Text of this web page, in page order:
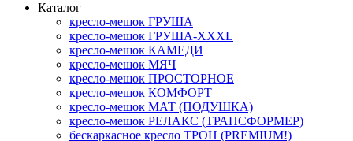
Каталог
кресло-мешок ГРУША
кресло-мешок ГРУША-XXXL
кресло-мешок КАМЕДИ
кресло-мешок МЯЧ
кресло-мешок ПРОСТОРНОЕ
кресло-мешок КОМФОРТ
кресло-мешок МАТ (ПОДУШКА)
кресло-мешок РЕЛАКС (ТРАНСФОРМЕР)
бескаркасное кресло ТРОН (PREMIUM!)